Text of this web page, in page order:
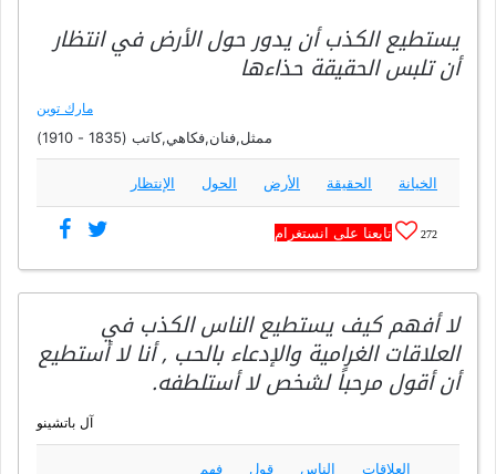
يستطيع الكذب أن يدور حول الأرض في انتظار
أن تلبس الحقيقة حذاءها
مارك توين
ممثل,فنان,فكاهي,كاتب (1835 - 1910)
الخيانة الحقيقة الأرض الحول الإنتظار
272 تابعنا على انستغرام
لا أفهم كيف يستطيع الناس الكذب في
العلاقات الغرامية والإدعاء بالحب , أنا لا أستطيع
أن أقول مرحباً لشخص لا أستلطفه.
آل باتشينو
العلاقات الناس قول فهم